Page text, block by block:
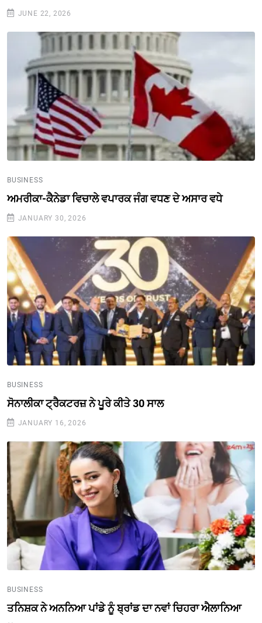
JUNE 22, 2026
BUSINESS
ਅਮਰੀਕਾ-ਕੈਨੇਡਾ ਵਿਚਾਲੇ ਵਪਾਰਕ ਜੰਗ ਵਧਣ ਦੇ ਅਸਾਰ ਵਧੇ
JANUARY 30, 2026
BUSINESS
ਸੋਨਾਲੀਕਾ ਟ੍ਰੈਕਟਰਜ਼ ਨੇ ਪੂਰੇ ਕੀਤੇ 30 ਸਾਲ
JANUARY 16, 2026
BUSINESS
ਤਨਿਸ਼ਕ ਨੇ ਅਨਨਿਆ ਪਾਂਡੇ ਨੂੰ ਬ੍ਰਾਂਡ ਦਾ ਨਵਾਂ ਚਿਹਰਾ ਐਲਾਨਿਆ